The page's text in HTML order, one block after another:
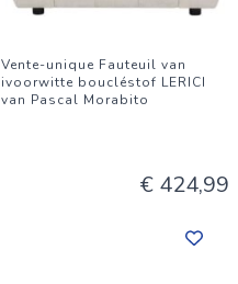
Vente-unique Fauteuil van
ivoorwitte boucléstof LERICI
van Pascal Morabito
€ 424,99